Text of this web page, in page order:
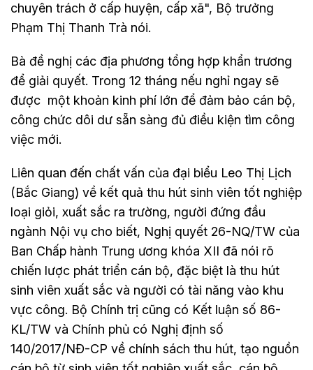
chuyên trách ở cấp huyện, cấp xã", Bộ trưởng
Phạm Thị Thanh Trà nói.
Bà đề nghị các địa phương tổng hợp khẩn trương
để giải quyết. Trong 12 tháng nếu nghỉ ngay sẽ
được một khoản kinh phí lớn để đảm bảo cán bộ,
công chức dôi dư sẵn sàng đủ điều kiện tìm công
việc mới.
Liên quan đến chất vấn của đại biểu Leo Thị Lịch
(Bắc Giang) về kết quả thu hút sinh viên tốt nghiệp
loại giỏi, xuất sắc ra trường, người đứng đầu
ngành Nội vụ cho biết, Nghị quyết 26-NQ/TW của
Ban Chấp hành Trung ương khóa XII đã nói rõ
chiến lược phát triển cán bộ, đặc biệt là thu hút
sinh viên xuất sắc và người có tài năng vào khu
vực công. Bộ Chính trị cũng có Kết luận số 86-
KL/TW và Chính phủ có Nghị định số
140/2017/NĐ-CP về chính sách thu hút, tạo nguồn